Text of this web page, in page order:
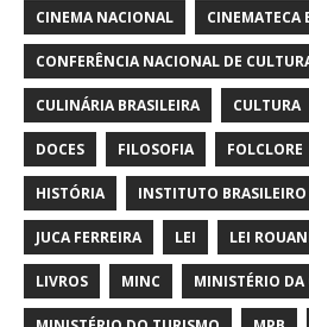
CINEMA NACIONAL CINEMATECA
CONFERÊNCIA NACIONAL DE
CULINÁRIA BRASILEIRA CULTURA
DOCES FILOSOFIA FOLCLORE
HISTÓRIA INSTITUTO BRASILEIRO
JUCA FERREIRA LEI LEI
LIVROS MINC MINISTÉRIO DA